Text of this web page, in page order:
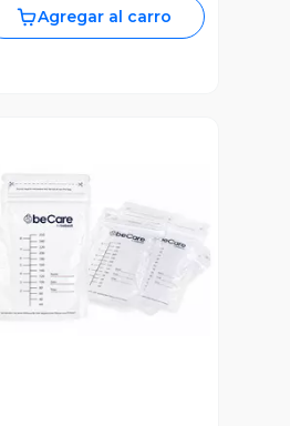
Agregar al carro
Vista Previa